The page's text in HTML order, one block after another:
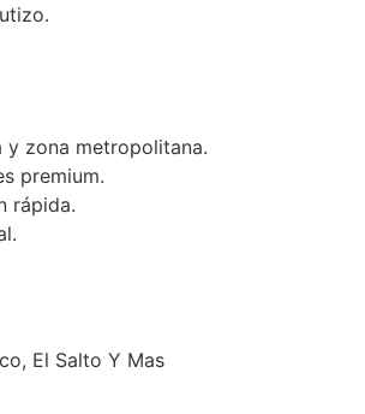
y zona metropolitana.
premium.
rápida.
El Salto Y Mas